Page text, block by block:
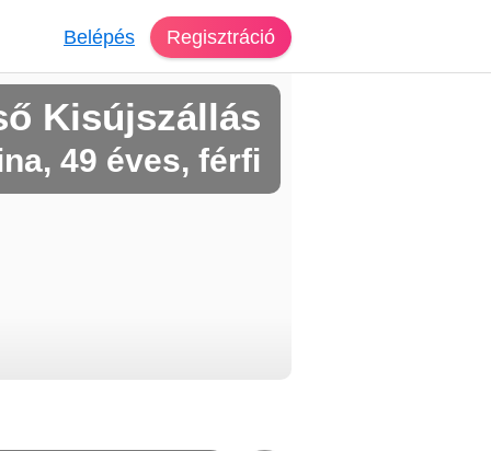
Belépés Regisztráció
Kisújszállás
49 éves, férfi